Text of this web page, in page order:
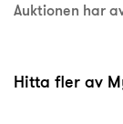
Auktionen har
Hitta fler av